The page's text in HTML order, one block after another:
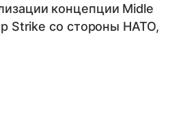
концепции Midle
Strike со стороны НАТО,